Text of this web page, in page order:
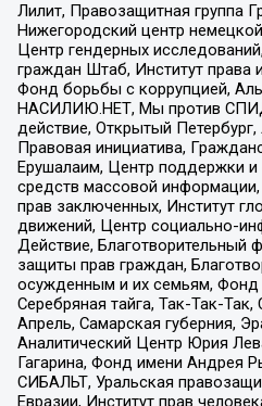
Лилит, Правозащитная группа
Нижегородский центр
Центр гендерных
граждан Штаб, Институт права
Фонд борьбы с коррупцией,
НАСИЛИЮ.НЕТ, Мы против
действие, Открытый Петербург,
Правовая инициатива,
Ерушалаим, Центр поддержки и
средств массовой
прав заключенных, Институт
движений, Центр социально-
Действие, Благотворительный
защиты прав граждан,
осужденным и их семьям, Фонд
Серебряная тайга, Так-Так-
Апрель, Самарская губерния,
Аналитический Центр Юрия
Гагарина, Фонд имени Андрея
СИБАЛЬТ, Уральская